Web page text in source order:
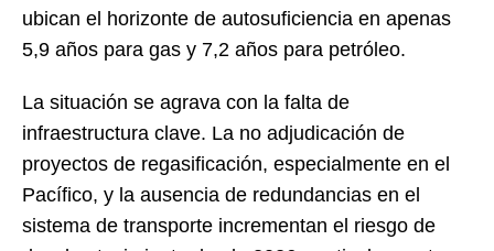
ubican el horizonte de autosuficiencia en apenas
5,9 años para gas y 7,2 años para petróleo.
La situación se agrava con la falta de
infraestructura clave. La no adjudicación de
proyectos de regasificación, especialmente en el
Pacífico, y la ausencia de redundancias en el
sistema de transporte incrementan el riesgo de